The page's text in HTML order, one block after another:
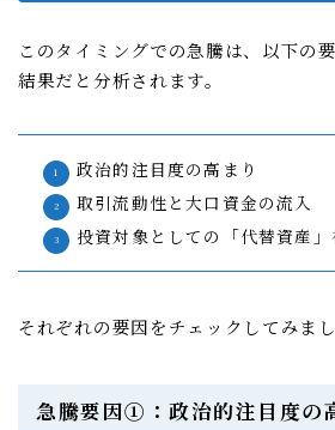
このタイミングでの急騰は、以下の
結果だと分析されます。
政治的注目度の高まり
取引流動性と大口資金の流入
投資対象としての「代替資産」
それぞれの要因をチェックしてみまし
急騰要因①：政治的注目度の